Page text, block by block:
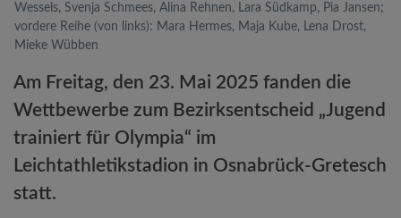
Wessels, Svenja Schmees, Alina Rehnen, Lara Südkamp, Pia Jansen;
vordere Reihe (von links): Mara Hermes, Maja Kube, Lena Drost,
Mieke Wübben
Am Freitag, den 23. Mai 2025 fanden die
Wettbewerbe zum Bezirksentscheid „Jugend
trainiert für Olympia“ im
Leichtathletikstadion in Osnabrück-Gretesch
statt.